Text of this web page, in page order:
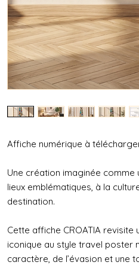
Affiche numérique à
Une création imaginée
lieux emblématiques, à la
destination.
Cette affiche CROATIA
iconique au style travel poster
caractère, de l’évasion et une